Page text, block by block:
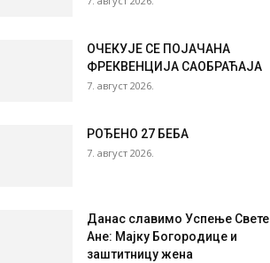
ОЧЕКУЈЕ СЕ ПОЈАЧАНА
ФРЕКВЕНЦИЈА САОБРАЋАЈА
7. август 2026.
РОЂЕНО 27 БЕБА
7. август 2026.
Данас славимо Успење Свете
Ане: Мајку Богородице и
заштитницу жена